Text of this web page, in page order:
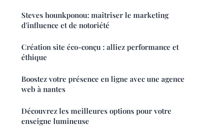
Steves hounkponou: maîtriser le marketing
d'influence et de notoriété
Création site éco-conçu : alliez performance et
éthique
Boostez votre présence en ligne avec une agence
web à nantes
Découvrez les meilleures options pour votre
enseigne lumineuse